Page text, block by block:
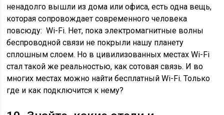
ненадолго вышли из дома или офиса, есть одна вещь,
которая сопровождает современного человека
повсюду: Wi-Fi. Нет, пока электромагнитные волны
беспроводной связи не покрыли нашу планету
сплошным слоем. Но в цивилизованных местах Wi-Fi
стал такой же реальностью, как сотовая связь. И во
многих местах можно найти бесплатный Wi-Fi. Только
где и как подключится к нему?